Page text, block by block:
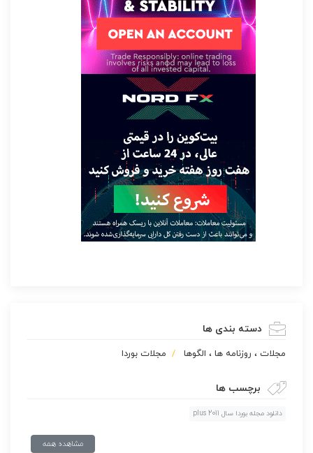
دسته بندی ها
مجلات ، روزنامه ها ، الگوها مجلات بوردا
برچسب ها
دانلود مجله بوردا سال 2011 plus
مشاهده همه